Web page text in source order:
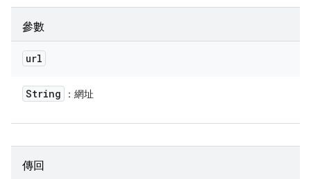
參數
url
String ：網址
傳回